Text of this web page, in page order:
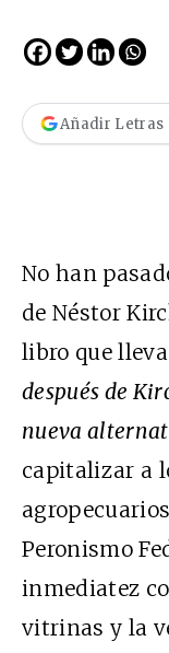
Añadir Letras
No han
de Néstor
libro que
después de
nueva
capitalizar a
Peronismo
inmediatez
vitrinas y la